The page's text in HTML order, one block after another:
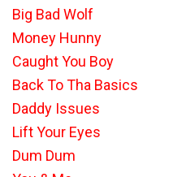
Big Bad Wolf
Money Hunny
Caught You Boy
Back To Tha Basics
Daddy Issues
Lift Your Eyes
Dum Dum